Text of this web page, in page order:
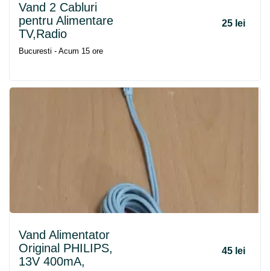
Vand 2 Cabluri
pentru Alimentare
TV,Radio
25 lei
Bucuresti - Acum 15 ore
Vand Alimentator
Original PHILIPS,
13V 400mA,
45 lei